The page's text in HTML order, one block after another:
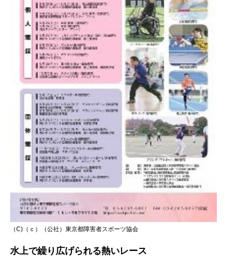
（C)（ｃ）（公社）東京都障害者スポーツ協会
水上で繰り広げられる熱いレース